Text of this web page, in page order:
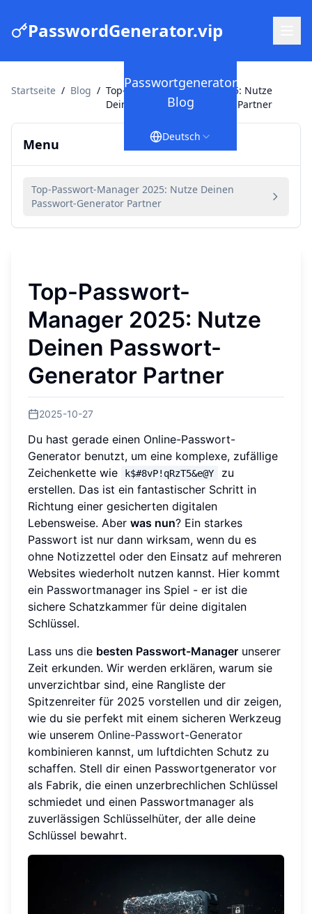
PasswordGenerator.vip
Passwortgenerator
Blog
Deutsch
Startseite / Blog / Top-Passwort-Manager 2025: Nutze
Deinen Passwort-Generator Partner
Menu
Top-Passwort-Manager 2025: Nutze Deinen
Passwort-Generator Partner
Top-Passwort-
Manager 2025: Nutze
Deinen Passwort-
Generator Partner
2025-10-27
Du hast gerade einen Online-Passwort-
Generator benutzt, um eine komplexe, zufällige
Zeichenkette wie
k$#8vP!qRzT5&e@Y
zu
erstellen. Das ist ein fantastischer Schritt in
Richtung einer gesicherten digitalen
Lebensweise. Aber was nun? Ein starkes
Passwort ist nur dann wirksam, wenn du es
ohne Notizzettel oder den Einsatz auf mehreren
Websites wiederholt nutzen kannst. Hier kommt
ein Passwortmanager ins Spiel - er ist die
sichere Schatzkammer für deine digitalen
Schlüssel.
Lass uns die besten Passwort-Manager unserer
Zeit erkunden. Wir werden erklären, warum sie
unverzichtbar sind, eine Rangliste der
Spitzenreiter für 2025 vorstellen und dir zeigen,
wie du sie perfekt mit einem sicheren Werkzeug
wie unserem Online-Passwort-Generator
kombinieren kannst, um luftdichten Schutz zu
schaffen. Stell dir einen Passwortgenerator vor
als Fabrik, die einen unzerbrechlichen Schlüssel
schmiedet und einen Passwortmanager als
zuverlässigen Schlüsselhüter, der alle deine
Schlüssel bewahrt.